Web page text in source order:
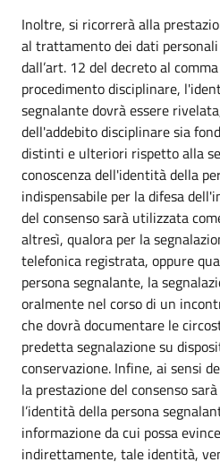
Inoltre, si ricorrerà alla
al trattamento dei dati
dall’art. 12 del decreto al
procedimento disciplinare,
segnalante dovrà essere
dell'addebito disciplinare sia
distinti e ulteriori rispetto alla
conoscenza dell'identità della
indispensabile per la difesa
del consenso sarà utilizzata
altresì, qualora per la
telefonica registrata, oppure
persona segnalante, la
oralmente nel corso di un
che dovrà documentare le
predetta segnalazione su
conservazione. Infine, ai sensi
la prestazione del consenso
l’identità della persona
informazione da cui possa
indirettamente, tale identità,